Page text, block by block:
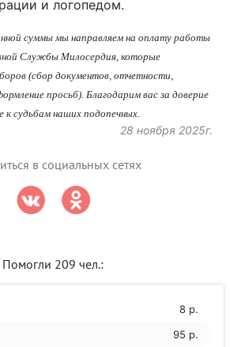
и логопедом.
суммы мы направляем на оплату работы
Службы Милосердия, которые
(сбор документов, отчетности,
просьб). Благодарим вас за доверие
судьбам наших подопечных.
28 ноября 2025г.
в социальных сетях
Помогли 209 чел.:
8 р.
95 р.